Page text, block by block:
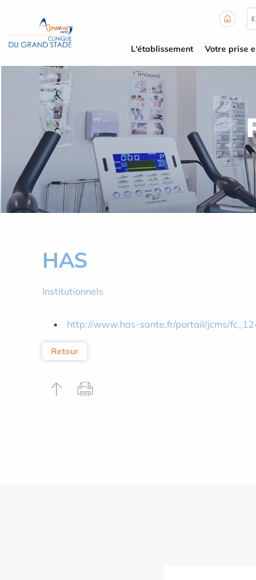
L'établissement Votre prise
HAS
Institutionnels
http://www.has-sante.fr/portail/jcms/
Retour